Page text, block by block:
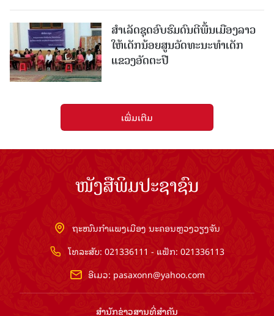
ສຳເລັດຊຸດອົບຮົມດົນຕີພື້ນເມືອງລາວ
ໃຫ້ເດັກນ້ອຍສູນວັດທະນະທຳເດັກ
ແຂວງອັດຕະປື
ເພີ່ມເຕີມ
ໜັງສືພິມປະຊາຊົນ
ຖະໜົນກຳແພງເມືອງ ນະຄອນຫຼວງວຽງຈັນ
ໂທລະສັບ: 021336111 - ແຟັກ: 021336113
ອີເມວ: pasaxonn@yahoo.com
ສຳ​ນັກ​ຂ່າວ​ສານ​ທີ່​ສຳ​ຄັນ​